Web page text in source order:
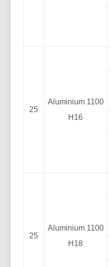
25
Aluminium 1100
H16
25
Aluminium 1100
H18